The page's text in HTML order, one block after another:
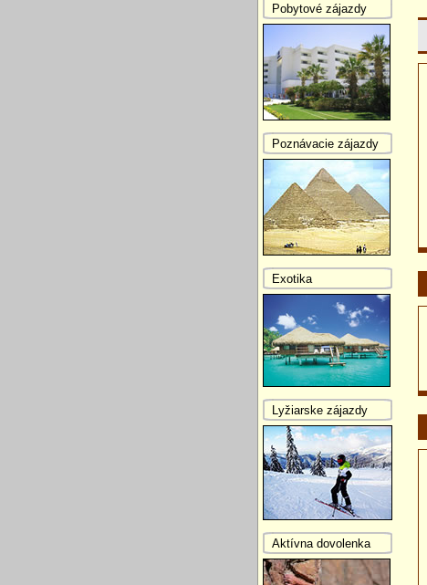
Pobytové zájazdy
Poznávacie zájazdy
Exotika
Lyžiarske zájazdy
Aktívna dovolenka